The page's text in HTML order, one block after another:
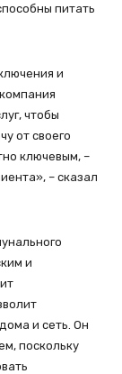
питать
и
чтобы
от своего
ключевым, –
– сказал
и
и сеть. Он
поскольку